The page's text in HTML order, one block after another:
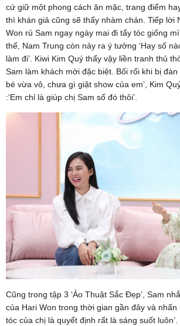
cứ giữ một phong cách ăn mặc, trang điểm
thì khán giả cũng sẽ thấy nhàm chán. Tiếp lời
Won rủ Sam ngay ngày mai đi tẩy tóc giống
thế, Nam Trung còn nảy ra ý tưởng ‘Hay số
làm đi’. Kiwi Kim Quý thấy vậy liền tranh thủ
Sam làm khách mời đặc biệt. Bối rối khi bị đàn
bé vừa vô, chưa gì giật show của em’, Kim
:‘Em chỉ là giúp chị Sam số đó thôi’.
Cũng trong tập 3 ‘Ảo Thuật Sắc Đẹp’, Sam
của Hari Won trong thời gian gần đây và nhấn
tóc của chị là quyết định rất là sáng suốt